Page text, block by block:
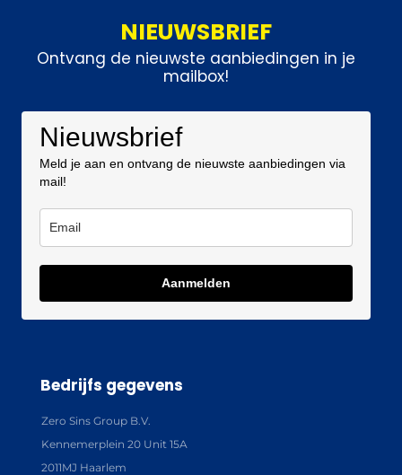
NIEUWSBRIEF
Ontvang de nieuwste aanbiedingen in je
mailbox!
Nieuwsbrief
Meld je aan en ontvang de nieuwste aanbiedingen via
mail!
Aanmelden
Bedrijfs gegevens
Zero Sins Group B.V.
Kennemerplein 20 Unit 15A
2011MJ Haarlem